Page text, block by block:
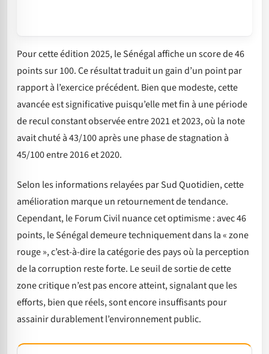
Pour cette édition 2025, le Sénégal affiche un score de 46
points sur 100. Ce résultat traduit un gain d’un point par
rapport à l’exercice précédent. Bien que modeste, cette
avancée est significative puisqu’elle met fin à une période
de recul constant observée entre 2021 et 2023, où la note
avait chuté à 43/100 après une phase de stagnation à
45/100 entre 2016 et 2020.
Selon les informations relayées par Sud Quotidien, cette
amélioration marque un retournement de tendance.
Cependant, le Forum Civil nuance cet optimisme : avec 46
points, le Sénégal demeure techniquement dans la « zone
rouge », c’est-à-dire la catégorie des pays où la perception
de la corruption reste forte. Le seuil de sortie de cette
zone critique n’est pas encore atteint, signalant que les
efforts, bien que réels, sont encore insuffisants pour
assainir durablement l’environnement public.